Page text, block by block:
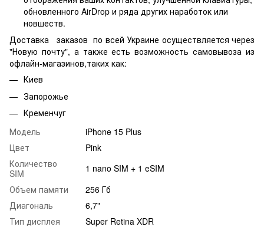
обновленного AirDrop и ряда других наработок или
новшеств.
Доставка заказов по всей Украине осуществляется через
"Новую почту", а также есть возможность самовывоза из
офлайн-магазинов,таких как:
Киев
Запорожье
Кременчуг
Модель
iPhone 15 Plus
Цвет
Pink
Количество
SIM
1 nano SIM + 1 eSIM
Объем памяти
256 Гб
Диагональ
6,7"
Тип дисплея
Super Retina XDR